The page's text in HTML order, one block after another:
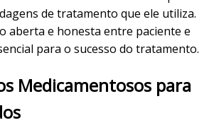
de tratamento que ele utiliza.
aberta e honesta entre paciente e
para o sucesso do tratamento.
Medicamentosos para